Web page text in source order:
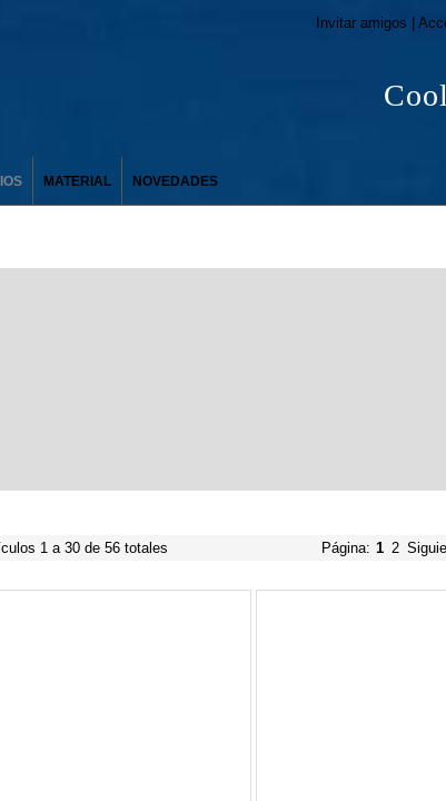
Invitar amigos |
MATERIAL NOVEDADES
1 a 30 de 56 totales Página: 1 2